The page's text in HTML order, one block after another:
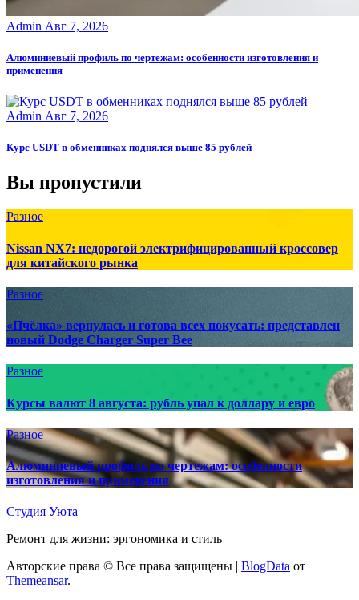
Admin Авг 7, 2026
Алюминиевый профиль по чертежам: особенности изготовления и
применения
Admin Авг 7, 2026
Курс USDT в обменниках поднялся выше 85 рублей
Вы пропустили
Разное
Nissan NX7: недорогой электрифицированный кроссовер
для китайского рынка
Разное
«Пчёлка» вернулась и готова всех покусать: представлен
новый Dodge Charger Super Bee
Разное
Курсы валют 8 августа: рубль упал к доллару и евро
Разное
Алюминиевый профиль по чертежам: особенности
изготовления и применения
Студия Уюта
Ремонт для жизни: эргономика и стиль
Авторские права © Все права защищены | BlogData от
Themeansar.